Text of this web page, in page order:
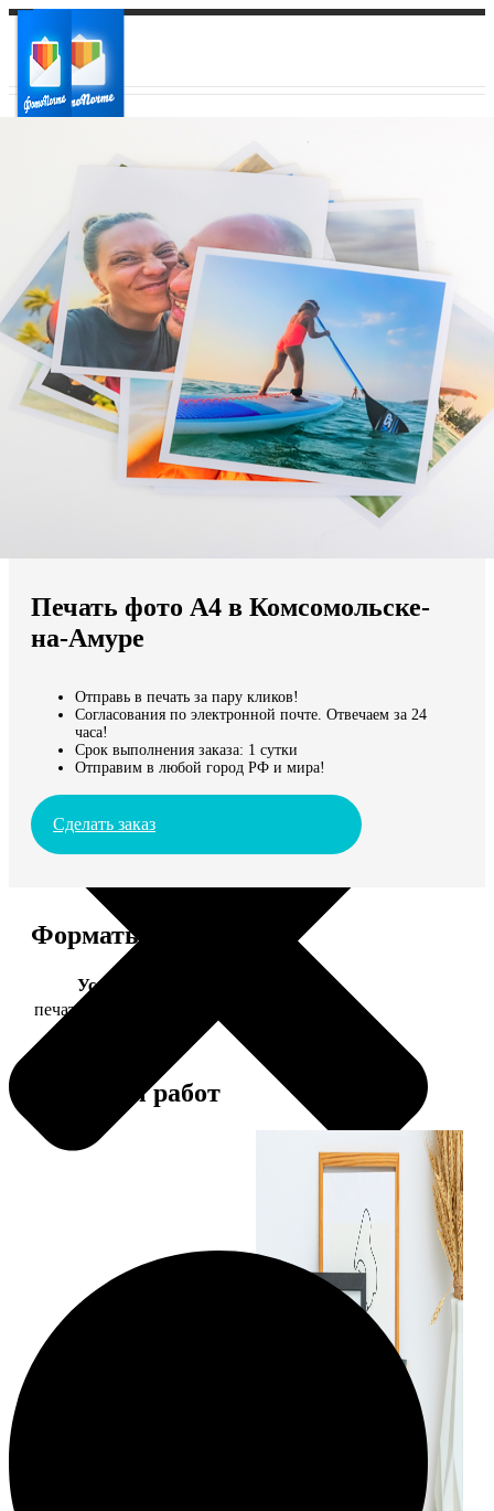
Ваш регион доставки
Выберите из списка:
Мы доставляем по всему миру
Продолжить без города
Печать фото А4 в Комсомольске-
на-Амуре
Отправь в печать за пару кликов!
Согласования по электронной почте. Отвечаем за 24
часа!
Срок выполнения заказа: 1 сутки
Отправим в любой город РФ и мира!
Сделать заказ
Форматы и цены
Услуга
печать фото 20х30
Примеры работ